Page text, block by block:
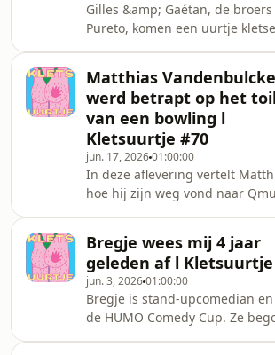
Gilles &amp; Gaétan, de
Pureto, komen een uurtje
faalden, de teambuilding in
die volledig uit de hand liep en
Moeke Lisette&#39;s puree
tot een heus concept.
Matthias Vandenbulcke
werd betrapt op het
van een bowling l
Kletsuurtje #70
jun. 17, 202601:00:00
In deze aflevering vertelt
hoe hij zijn weg vond naar
deelname aan de Marathon des
Sables, deelt hij het verhaal
een onverwacht moment in een
bowlingtoilet. Dat en veel
deze aflevering!
Bregje wees mij 4 jaar
geleden af l Kletsuurtje
jun. 3, 202601:00:00
Bregje is stand-upcomedian
de HUMO Comedy Cup. Ze